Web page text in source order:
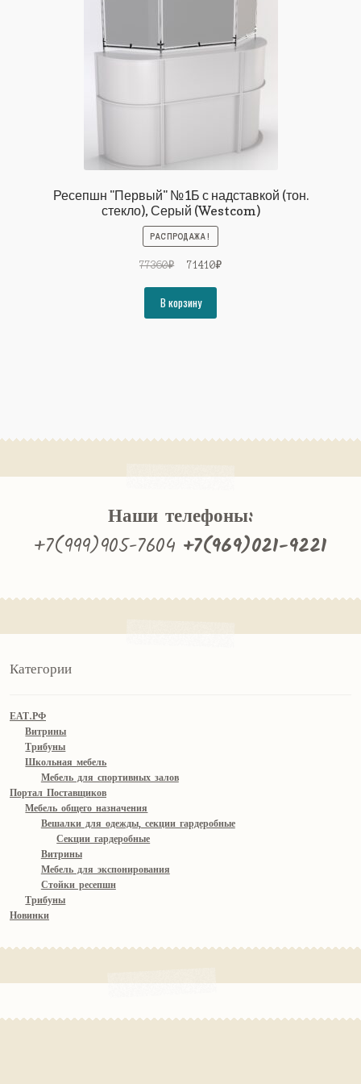
Ресепшн "Первый" №1Б с надставкой (тон.
стекло), Серый (Westcom)
РАСПРОДАЖА!
77360₽
Первоначальная
составляла
77360₽.
71410₽Текущая
В корзину
Наши телефоны:
+7(999)905-7604 +7(969)021-9221
Категории
ЕАТ.РФ
Витрины
Трибуны
Школьная мебель
Мебель для спортивных залов
Портал Поставщиков
Мебель общего назначения
Вешалки для одежды, секции гардеробные
Секции гардеробные
Витрины
Мебель для экспонирования
Стойки ресепшн
Трибуны
Новинки